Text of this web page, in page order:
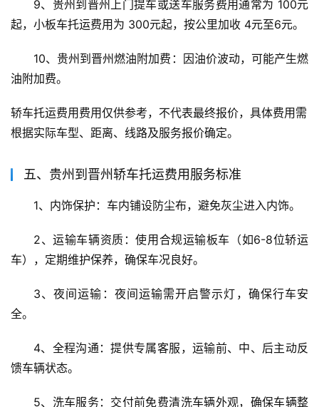
9、贵州到晋州上门提车或送车服务费用通常为 100元
起，小板车托运费用为 300元起，按公里加收 4元至6元。
10、贵州到晋州燃油附加费：因油价波动，可能产生燃
油附加费。
轿车托运费用费用仅供参考，不代表最终报价，具体费用需
根据实际车型、距离、线路及服务报价确定。
五、贵州到晋州轿车托运费用服务标准
1、内饰保护：车内铺设防尘布，避免灰尘进入内饰。
2、运输车辆资质：使用合规运输板车（如6-8位轿运
车），定期维护保养，确保车况良好。
3、夜间运输：夜间运输需开启警示灯，确保行车安
全。
4、全程沟通：提供专属客服，运输前、中、后主动反
馈车辆状态。
5、洗车服务：交付前免费清洗车辆外观，确保车辆整